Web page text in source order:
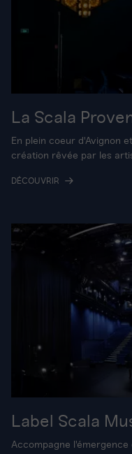
La Scala
En plein coeur d'Avignon
création rêvée par les
DÉCOUVRIR
Label Scala
Accompagne